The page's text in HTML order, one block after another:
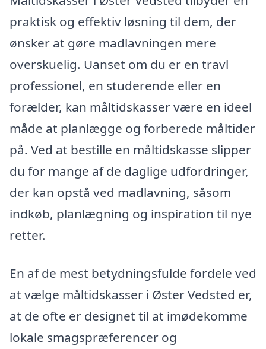
praktisk og effektiv løsning til dem, der
ønsker at gøre madlavningen mere
overskuelig. Uanset om du er en travl
professionel, en studerende eller en
forælder, kan måltidskasser være en ideel
måde at planlægge og forberede måltider
på. Ved at bestille en måltidskasse slipper
du for mange af de daglige udfordringer,
der kan opstå ved madlavning, såsom
indkøb, planlægning og inspiration til nye
retter.
En af de mest betydningsfulde fordele ved
at vælge måltidskasser i Øster Vedsted er,
at de ofte er designet til at imødekomme
lokale smagspræferencer og